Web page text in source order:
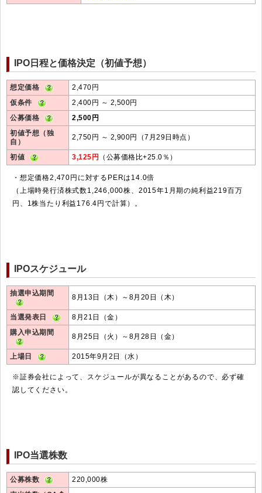
IPO日程と価格決定（初値予想）
想定価格
2,470円
仮条件
2,400円 ～ 2,500円
公募価格
2,500円
初値予想（独
自）
2,750円 ～ 2,900円（7月29日時点）
初値 3,125円 （公募価格比+25.0％）
・想定価格2,470円に対するPERは14.0倍
（上場時発行済株式数1,246,000株、2015年1月期の純利益219百万
円、1株当たり利益176.4円で計算）。
IPOスケジュール
抽選申込期間 8月13日（木）～8月20日（木）
当選発表日
8月21日（金）
購入申込期間
8月25日（火）～8月28日（金）
上場日 2015年9月2日（水）
※証券会社によって、スケジュールが異なることがあるので、必ず確
認してください。
IPO当選株数
公募株数
220,000株